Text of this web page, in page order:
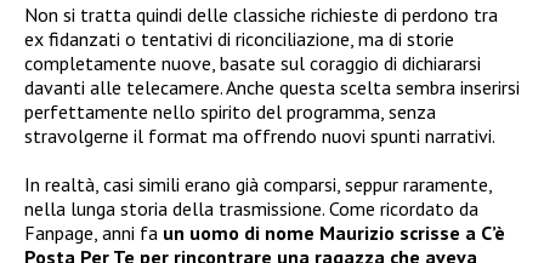
Non si tratta quindi delle classiche richieste di perdono tra
ex fidanzati o tentativi di riconciliazione, ma di storie
completamente nuove, basate sul coraggio di dichiararsi
davanti alle telecamere. Anche questa scelta sembra inserirsi
perfettamente nello spirito del programma, senza
stravolgerne il format ma offrendo nuovi spunti narrativi.
In realtà, casi simili erano già comparsi, seppur raramente,
nella lunga storia della trasmissione. Come ricordato da
Fanpage, anni fa un uomo di nome Maurizio scrisse a C’è
Posta Per Te per rincontrare una ragazza che aveva